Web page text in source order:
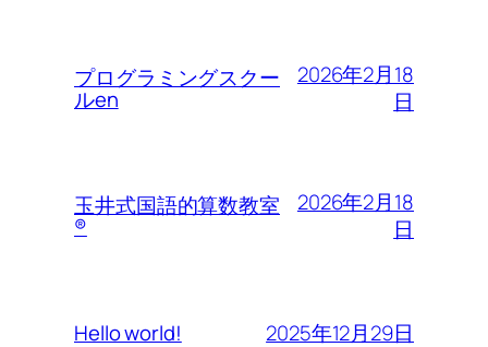
プログラミングスクー
ルen
2026年2月18
日
玉井式国語的算数教室
®︎
2026年2月18
日
Hello world! 2025年12月29日